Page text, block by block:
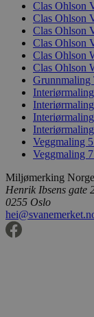
Clas Ohlson
Clas Ohlson
Clas Ohlson
Clas Ohlson
Clas Ohlson
Clas Ohlson
Grunnmaling
Veggmaling
Veggmaling
Miljømerking Norge
Henrik Ibsens gate
0255 Oslo